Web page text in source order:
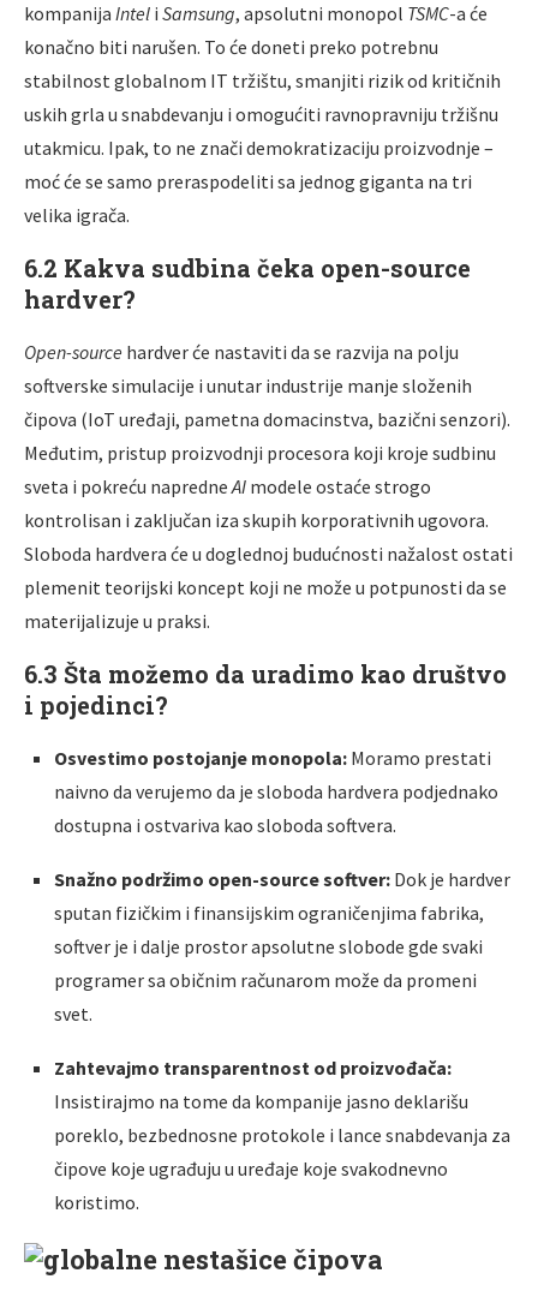
kompanija Intel i Samsung, apsolutni monopol TSMC-a će
konačno biti narušen. To će doneti preko potrebnu
stabilnost globalnom IT tržištu, smanjiti rizik od kritičnih
uskih grla u snabdevanju i omogućiti ravnopravniju tržišnu
utakmicu. Ipak, to ne znači demokratizaciju proizvodnje –
moć će se samo preraspodeliti sa jednog giganta na tri
velika igrača.
6.2 Kakva sudbina čeka open-source
hardver?
Open-source hardver će nastaviti da se razvija na polju
softverske simulacije i unutar industrije manje složenih
čipova (IoT uređaji, pametna domacinstva, bazični senzori).
Međutim, pristup proizvodnji procesora koji kroje sudbinu
sveta i pokreću napredne AI modele ostaće strogo
kontrolisan i zaključan iza skupih korporativnih ugovora.
Sloboda hardvera će u doglednoj budućnosti nažalost ostati
plemenit teorijski koncept koji ne može u potpunosti da se
materijalizuje u praksi.
6.3 Šta možemo da uradimo kao društvo
i pojedinci?
Osvestimo postojanje monopola: Moramo prestati
naivno da verujemo da je sloboda hardvera podjednako
dostupna i ostvariva kao sloboda softvera.
Snažno podržimo open-source softver: Dok je hardver
sputan fizičkim i finansijskim ograničenjima fabrika,
softver je i dalje prostor apsolutne slobode gde svaki
programer sa običnim računarom može da promeni
svet.
Zahtevajmo transparentnost od proizvođača:
Insistirajmo na tome da kompanije jasno deklarišu
poreklo, bezbednosne protokole i lance snabdevanja za
čipove koje ugrađuju u uređaje koje svakodnevno
koristimo.